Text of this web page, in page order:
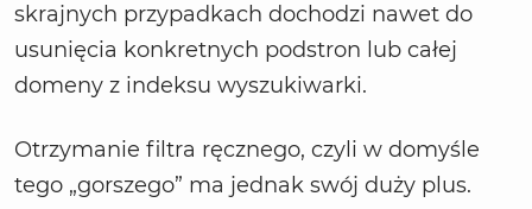
skrajnych przypadkach dochodzi nawet do
usunięcia konkretnych podstron lub całej
domeny z indeksu wyszukiwarki.
Otrzymanie filtra ręcznego, czyli w domyśle
tego „gorszego” ma jednak swój duży plus.